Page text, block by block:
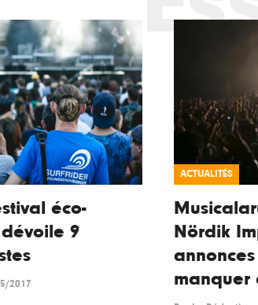
éco-
9
2017
ACTUALITÉS
Nördik
manquer